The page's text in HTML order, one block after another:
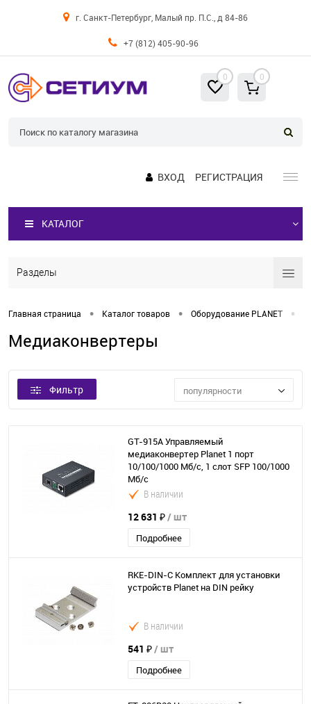
г. Санкт-Петербург, Малый пр. П.С., д 84-86
+7 (812) 405-90-96
0 0
ВХОД РЕГИСТРАЦИЯ
КАТАЛОГ
Разделы
Главная страница • Каталог товаров • Оборудование PLANET •
Медиаконвертеры
Фильтр популярности
GT-915A Управляемый
медиаконвертер Planet 1 порт
10/100/1000 Мб/с, 1 слот SFP 100/1000
Мб/с
В наличии
12 631 ₽/ шт
Подробнее
RKE-DIN-C Комплект для установки
устройств Planet на DIN рейку
В наличии
541 ₽/ шт
Подробнее